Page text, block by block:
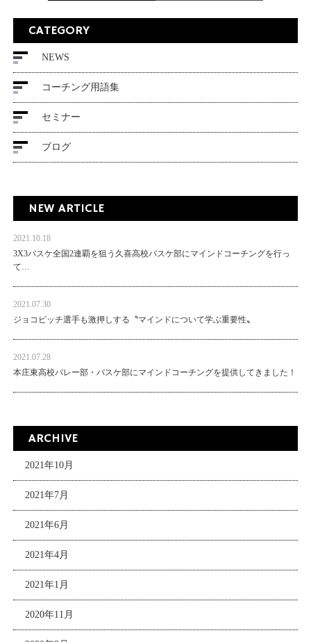
CATEGORY
NEWS
コーチング用語集
セミナー
ブログ
NEW ARTICLE
2021.10.18
3X3バスケ全国2連覇を狙う久喜高校バスケ部にマインドコーチングを行っ
て…
2021.07.30
ジョコビッチ選手も激押しする〝マインドについて学ぶ重要性〟
2021.07.28
本庄東高校バレー部・バスケ部にマインドコーチングを提供してきました！
ARCHIVE
2021年10月
2021年7月
2021年6月
2021年4月
2021年1月
2020年11月